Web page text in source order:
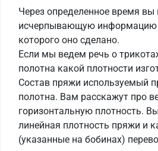
Через определенное время вы
исчерпывающую информацию
которого оно сделано.
Если мы ведем речь о
полотна какой плотности
Состав пряжи используемый
полотна. Вам расскажут про
горизонтальную плотность.
линейная плотность пряжи и
(указанные на бобинах)